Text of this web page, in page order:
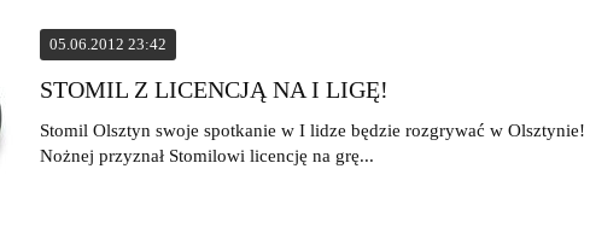
05.06.2012 23:42
STOMIL Z LICENCJĄ NA I LIGĘ!
Stomil Olsztyn swoje spotkanie w I lidze będzie rozgrywać w Olsztynie!
Nożnej przyznał Stomilowi licencję na grę...